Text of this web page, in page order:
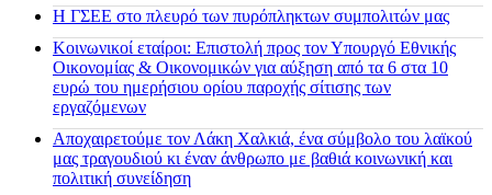
H ΓΣΕΕ στο πλευρό των πυρόπληκτων συμπολιτών μας
Κοινωνικοί εταίροι: Επιστολή προς τον Υπουργό Εθνικής
Οικονομίας & Οικονομικών για αύξηση από τα 6 στα 10
ευρώ του ημερήσιου ορίου παροχής σίτισης των
εργαζόμενων
Αποχαιρετούμε τον Λάκη Χαλκιά, ένα σύμβολο του λαϊκού
μας τραγουδιού κι έναν άνθρωπο με βαθιά κοινωνική και
πολιτική συνείδηση